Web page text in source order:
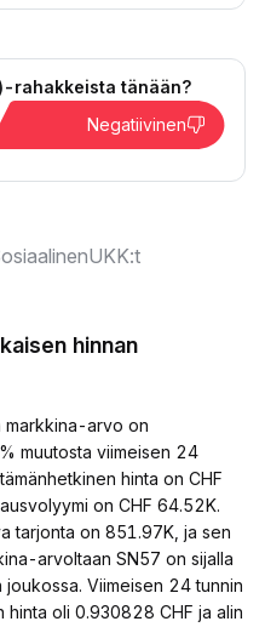
rahakkeista tänään?
Negatiivinen
UKK:t
hinnan
arvo on
muutosta viimeisen 24
hinta on CHF
on CHF 64.52K.
tarjonta on 851.97K, ja sen
arvoltaan SN57 on sijalla
Viimeisen 24 tunnin
oli 0.930828 CHF ja alin